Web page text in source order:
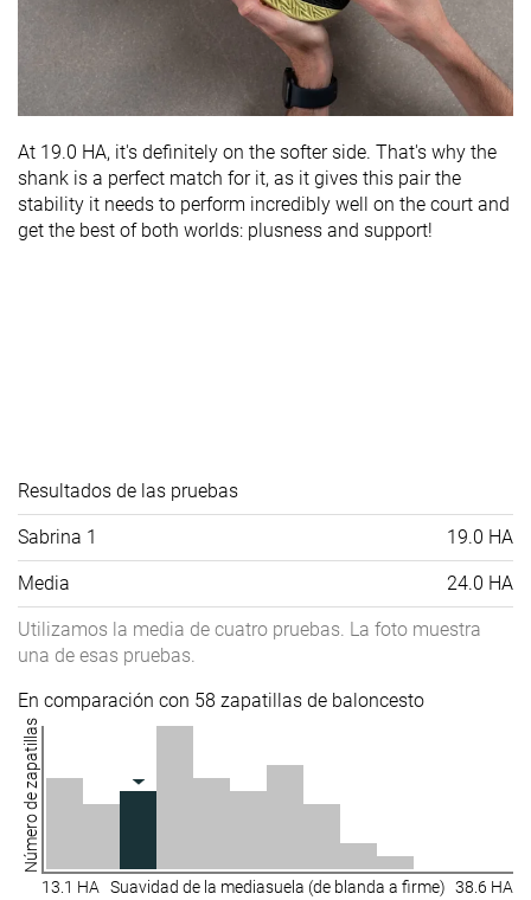
At 19.0 HA, it's definitely on the softer side. That's why the
shank is a perfect match for it, as it gives this pair the
stability it needs to perform incredibly well on the court and
get the best of both worlds: plusness and support!
Resultados de las pruebas
Sabrina 1 19.0 HA
Media 24.0 HA
Utilizamos la media de cuatro pruebas. La foto muestra
una de esas pruebas.
En comparación con 58 zapatillas de baloncesto
Número de zapatillas
13.1 HA Suavidad de la mediasuela (de blanda a firme) 38.6 HA